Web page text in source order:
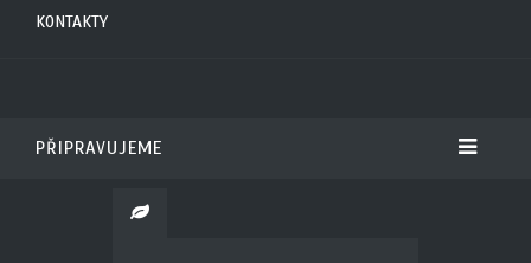
KONTAKTY
PŘIPRAVUJEME